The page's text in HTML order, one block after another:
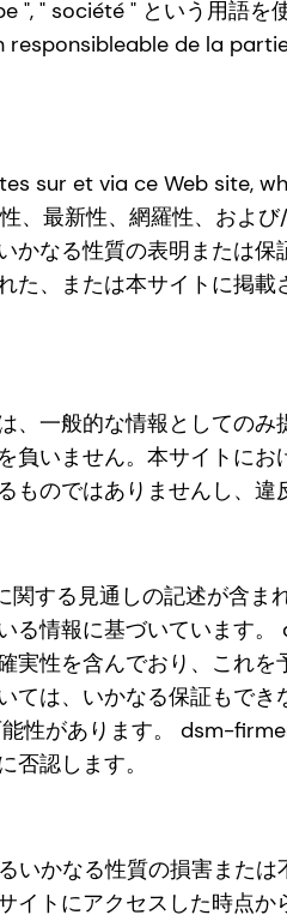
" société " という用語
de la
sur et via ce Web site,
最新性、網羅性、およ
なる性質の表明または
、または本サイトに掲載
、一般的な情報としての
いません。本サイトに
のではありませんし、違
する見通しの記述が含
る情報に基づいています
性を含んでおり、これを
は、いかなる保証もで
性があります。 dsm-
認します。
かなる性質の損害また
トにアクセスした時点